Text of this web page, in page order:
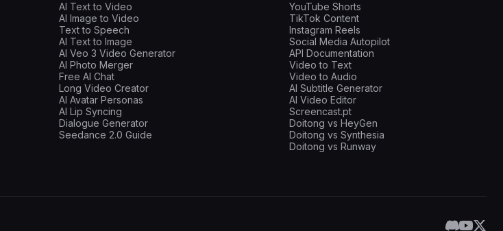
AI Text to Video
AI Image to Video
Text to Speech
AI Text to Image
AI Veo 3 Video Generator
AI Photo Merger
Free AI Chat
Long Video Creator
AI Avatar Personas
AI Lip Syncing
Dialogue Generator
Seedance 2.0 Guide
YouTube Shorts
TikTok Content
Instagram Reels
Social Media Autopilot
API Documentation
Video to Text
Video to Audio
AI Subtitle Generator
AI Video Editor
Screencast.pt
Doitong vs HeyGen
Doitong vs Synthesia
Doitong vs Runway